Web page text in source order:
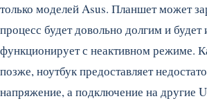
только моделей Asus. Планшет может
процесс будет довольно долгим и будет
функционирует с неактивном режиме.
позже, ноутбук предоставляет
напряжение, а подключение на другие